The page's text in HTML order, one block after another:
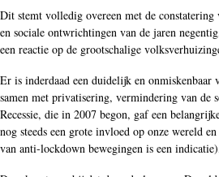
Dit stemt volledig overeen met de
en sociale ontwrichtingen van de jaren
een reactie op de grootschalige
Er is inderdaad een duidelijk en onmiskenbaar
samen met privatisering, vermindering van de
Recessie, die in 2007 begon, gaf een
nog steeds een grote invloed op onze wereld
van anti-lockdown bewegingen is een